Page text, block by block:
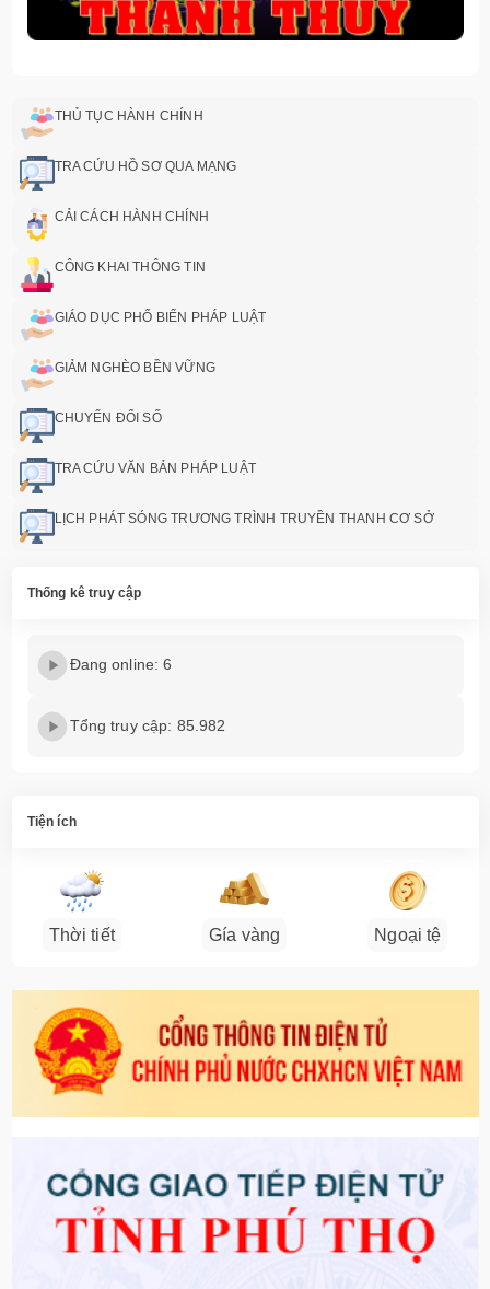
THỦ TỤC HÀNH CHÍNH
TRA CỨU HỒ SƠ QUA MẠNG
CẢI CÁCH HÀNH CHÍNH
CÔNG KHAI THÔNG TIN
GIÁO DỤC PHỔ BIẾN PHÁP LUẬT
GIẢM NGHÈO BỀN VỮNG
CHUYỂN ĐỔI SỐ
TRA CỨU VĂN BẢN PHÁP LUẬT
LỊCH PHÁT SÓNG TRƯƠNG TRÌNH TRUYỀN THANH CƠ SỞ
Thống kê truy cập
Đang online: 6
Tổng truy cập: 85.982
Tiện ích
Thời tiết Gía vàng Ngoại tệ